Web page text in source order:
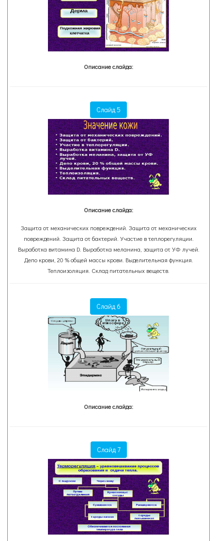
Описание слайда:
Слайд 5
Описание слайда:
Защита от механических повреждений. Защита от механических
повреждений. Защита от бактерий. Участие в теплорегуляции.
Выработка витамина D. Выработка меланина, защита от УФ лучей.
Депо крови, 20 % общей массы крови. Выделительная функция.
Теплоизоляция. Склад питательных веществ.
Слайд 6
Описание слайда:
Слайд 7